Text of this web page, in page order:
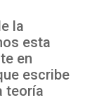
la
esta
en
escribe
teoría